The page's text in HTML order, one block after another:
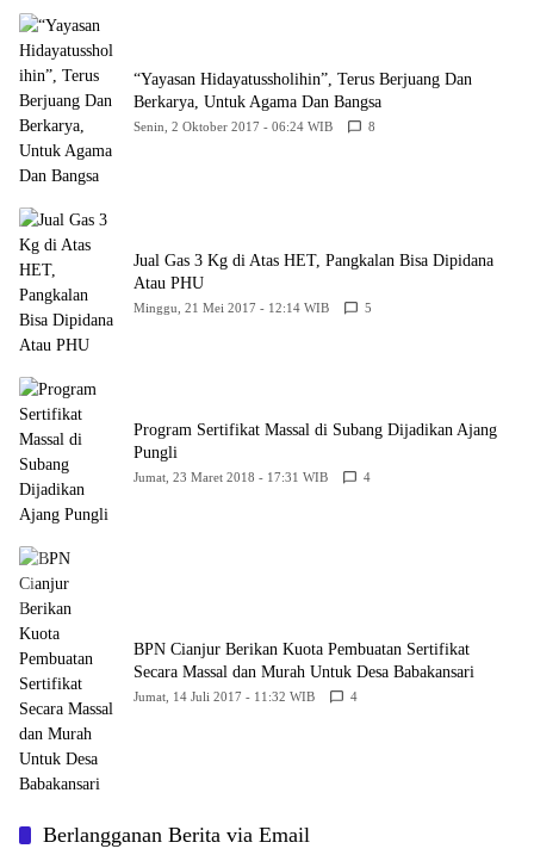
“Yayasan Hidayatussholihin”, Terus Berjuang Dan
Berkarya, Untuk Agama Dan Bangsa
Senin, 2 Oktober 2017 - 06:24 WIB 8
Jual Gas 3 Kg di Atas HET, Pangkalan Bisa Dipidana
Atau PHU
Minggu, 21 Mei 2017 - 12:14 WIB 5
Program Sertifikat Massal di Subang Dijadikan Ajang
Pungli
Jumat, 23 Maret 2018 - 17:31 WIB 4
BPN Cianjur Berikan Kuota Pembuatan Sertifikat
Secara Massal dan Murah Untuk Desa Babakansari
Jumat, 14 Juli 2017 - 11:32 WIB 4
Berlangganan Berita via Email